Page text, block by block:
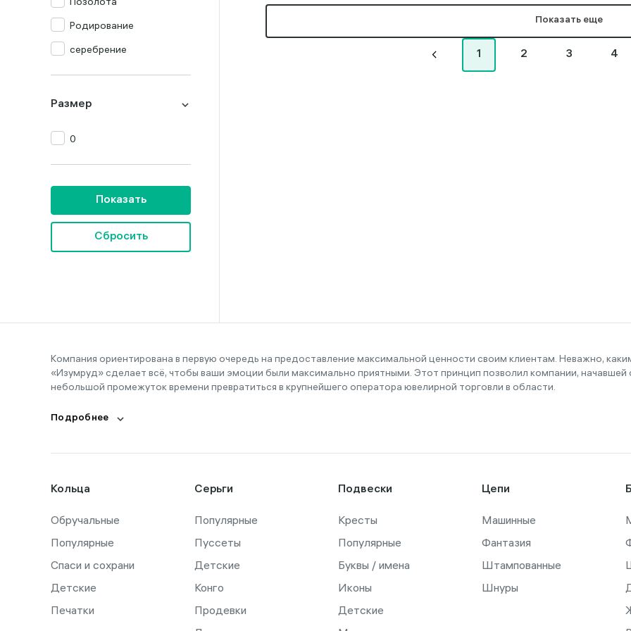
Родирование
серебрение
Размер
0
Показать
Сбросить
Показать еще
1 2 3 4
Компания ориентирована в первую очередь на предоставление максимальной ценности своим клиентам. Неважно,
«Изумруд» сделает всё, чтобы ваши эмоции были максимально приятными. Этот принцип позволил компании, начавшей
небольшой промежуток времени превратиться в крупнейшего оператора ювелирной торговли в области.
Подробнее
Кольца
Обручальные
Популярные
Спаси и сохрани
Детские
Печатки
Серьги
Популярные
Пуссеты
Детские
Конго
Продевки
Подвески
Кресты
Популярные
Буквы / имена
Иконы
Детские
Цепи
Машинные
Фантазия
Штампованные
Шнуры